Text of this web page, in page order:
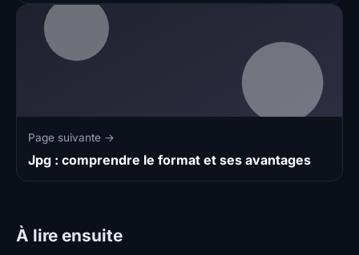
Page suivante →
Jpg : comprendre le format et ses avantages
À lire ensuite